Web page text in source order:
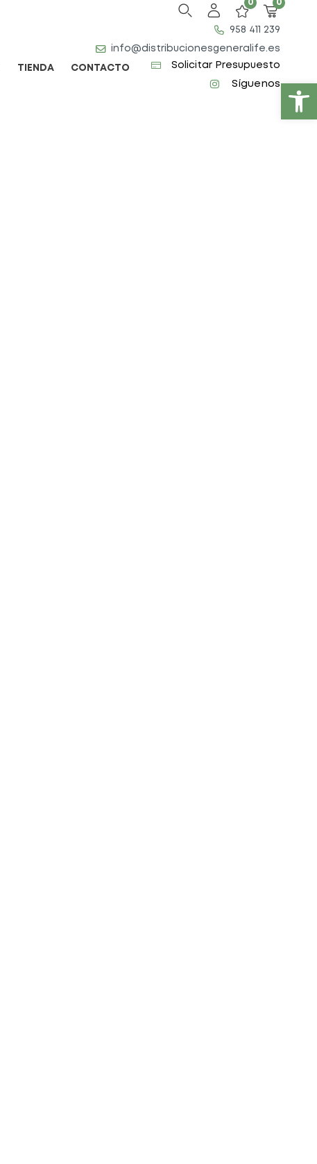
Abrir barra de herramientas
TIENDA CONTACTO
0 0
958 411 239
info@distribucionesgeneralife.es
Solicitar Presupuesto
Síguenos